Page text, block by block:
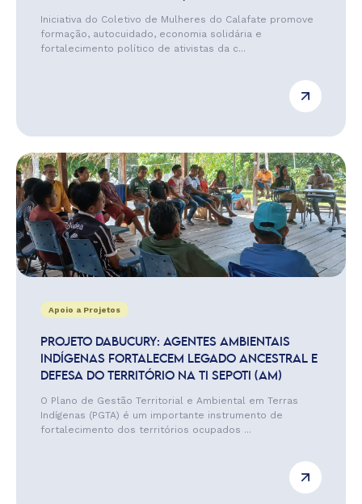
Iniciativa do Coletivo de Mulheres do Calafate promove
formação, autocuidado, economia solidária e
fortalecimento político de ativistas da c...
Apoio a Projetos
PROJETO DABUCURY: AGENTES AMBIENTAIS
INDÍGENAS FORTALECEM LEGADO ANCESTRAL E
DEFESA DO TERRITÓRIO NA TI SEPOTI (AM)
O Plano de Gestão Territorial e Ambiental em Terras
Indígenas (PGTA) é um importante instrumento de
fortalecimento dos territórios ocupados ...